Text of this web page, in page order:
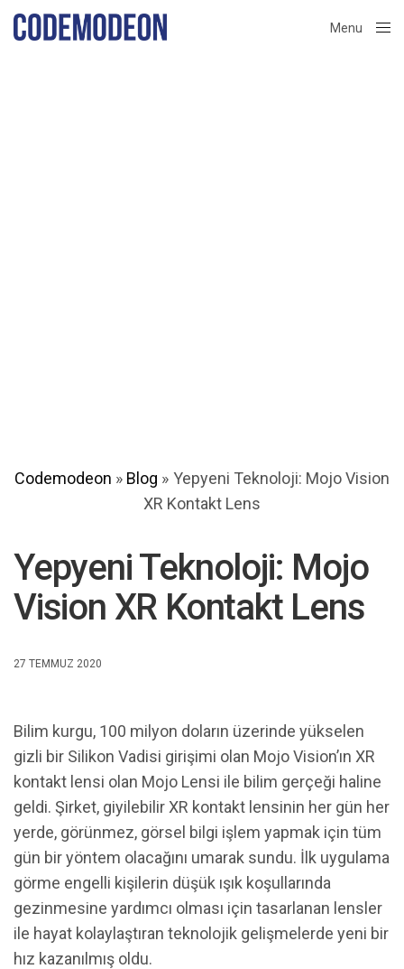
Menu
Codemodeon » Blog » Yepyeni Teknoloji: Mojo Vision
XR Kontakt Lens
Yepyeni Teknoloji: Mojo
Vision XR Kontakt Lens
27 TEMMUZ 2020
Bilim kurgu, 100 milyon doların üzerinde yükselen
gizli bir Silikon Vadisi girişimi olan Mojo Vision’ın XR
kontakt lensi olan Mojo Lensi ile bilim gerçeği haline
geldi. Şirket, giyilebilir XR kontakt lensinin her gün her
yerde, görünmez, görsel bilgi işlem yapmak için tüm
gün bir yöntem olacağını umarak sundu. İlk uygulama
görme engelli kişilerin düşük ışık koşullarında
gezinmesine yardımcı olması için tasarlanan lensler
ile hayat kolaylaştıran teknolojik gelişmelerde yeni bir
hız kazanılmış oldu.